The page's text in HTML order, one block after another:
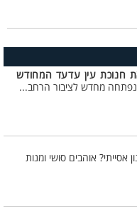
חנוכת עין עדעד המחודש
מחדש לציבור הרחב...
אוהבים סושי ומנות